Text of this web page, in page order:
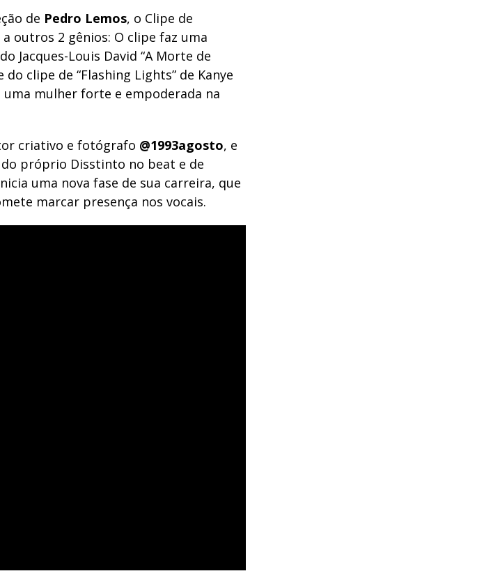
de Pedro Lemos, o Clipe de
outros 2 gênios: O clipe faz uma
Jacques-Louis David “A Morte de
do clipe de “Flashing Lights” de Kanye
mulher forte e empoderada na
criativo e fotógrafo @1993agosto, e
próprio Disstinto no beat e de
uma nova fase de sua carreira, que
marcar presença nos vocais.